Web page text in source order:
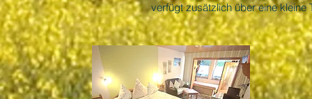
verfügt zusätzlich über eine kleine